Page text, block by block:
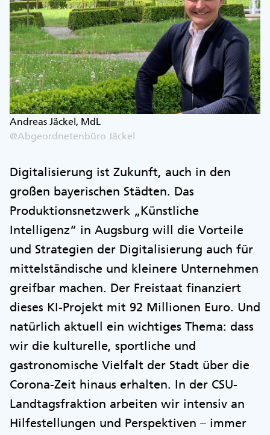
Andreas Jäckel, MdL
@Abgeordnetenbüro Jäckel
Digitalisierung ist Zukunft, auch in den
großen bayerischen Städten. Das
Produktionsnetzwerk „Künstliche
Intelligenz“ in Augsburg will die Vorteile
und Strategien der Digitalisierung auch für
mittelständische und kleinere Unternehmen
greifbar machen. Der Freistaat finanziert
dieses KI-Projekt mit 92 Millionen Euro. Und
natürlich aktuell ein wichtiges Thema: dass
wir die kulturelle, sportliche und
gastronomische Vielfalt der Stadt über die
Corona-Zeit hinaus erhalten. In der CSU-
Landtagsfraktion arbeiten wir intensiv an
Hilfestellungen und Perspektiven – immer